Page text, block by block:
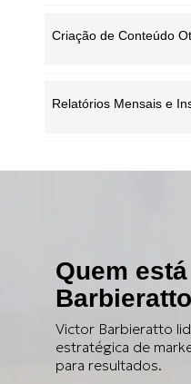
Criação de Conteúdo
Relatórios Mensais e
Quem
Victor Barbieratto
estratégica de
para resultados.